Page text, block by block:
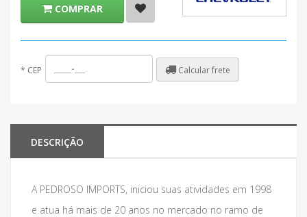
COMPRAR
* CEP Calcular frete
DESCRIÇÃO
A PEDROSO IMPORTS, iniciou suas atividades em 1998
e atua há mais de 20 anos no mercado no ramo de